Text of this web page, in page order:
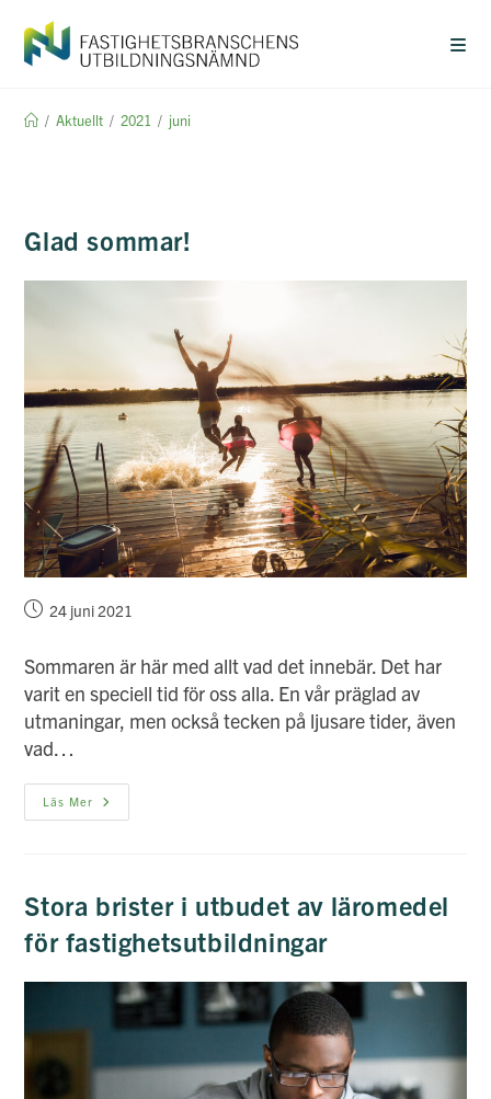
innehållet
/ Aktuellt / 2021 / juni
Glad sommar!
Inlägget24 juni 2021
Sommaren är här med allt vad det innebär. Det har
varit en speciell tid för oss alla. En vår präglad av
utmaningar, men också tecken på ljusare tider, även
vad…
Läs Mer Glad
Sommar!
Stora brister i utbudet av läromedel
för fastighetsutbildningar